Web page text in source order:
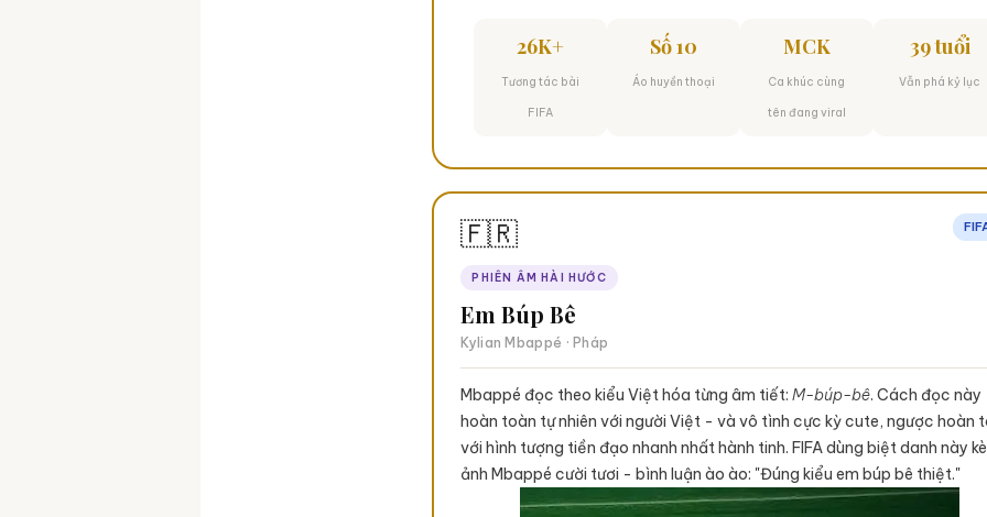
26K+
Tương tác bài
FIFA
Số 10
Áo huyền thoại
MCK
Ca khúc cùng
tên đang viral
39 tuổi
Vẫn phá kỷ lục
🇫🇷
PHIÊN ÂM HÀI HƯỚC
Em Búp Bê
Kylian Mbappé · Pháp
Mbappé đọc theo kiểu Việt hóa từng âm tiết:M-búp-bê. Cách đọc này
hoàn toàn tự nhiên với người Việt - và vô tình cực kỳ cute, ngược hoàn
với hình tượng tiền đạo nhanh nhất hành tinh. FIFA dùng biệt danh này
ảnh Mbappé cười tươi - bình luận ào ào: "Đúng kiểu em búp bê thiệt."